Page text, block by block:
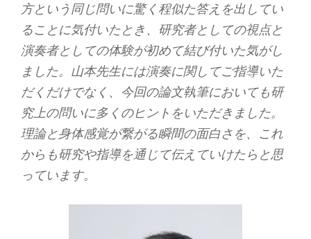
方という同じ問いに驚く程似た答えを出してい
ることに気付いたとき、研究者としての視点と
演奏者としての体験が初めて結び付いた気がし
ました。山本先生には演奏に関してご指導いた
だくだけでなく、今回の論文執筆においても研
究上の問いに多くのヒントをいただきました。
理論と身体感覚が繋がる瞬間の面白さを、これ
からも研究や指導を通じて伝えていけたらと思
っています。